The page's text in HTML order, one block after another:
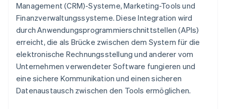
Management (CRM)-Systeme, Marketing-Tools und
Finanzverwaltungssysteme. Diese Integration wird
durch Anwendungsprogrammierschnittstellen (APIs)
erreicht, die als Brücke zwischen dem System für die
elektronische Rechnungsstellung und anderer vom
Unternehmen verwendeter Software fungieren und
eine sichere Kommunikation und einen sicheren
Datenaustausch zwischen den Tools ermöglichen.